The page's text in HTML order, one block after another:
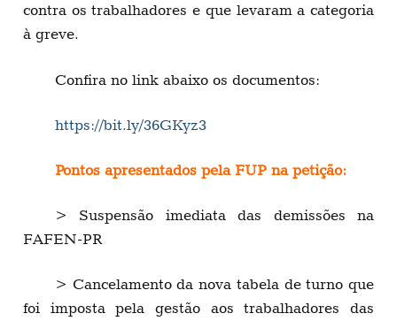
contra os trabalhadores e que levaram a categoria
à greve.
Confira no link abaixo os documentos:
https://bit.ly/36GKyz3
Pontos apresentados pela FUP na petição:
> Suspensão imediata das demissões na
FAFEN-PR
> Cancelamento da nova tabela de turno que
foi imposta pela gestão aos trabalhadores das